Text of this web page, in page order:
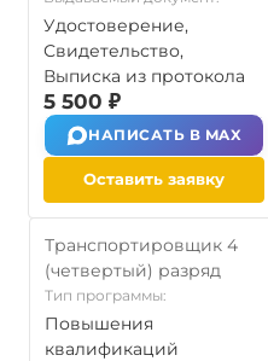
Удостоверение,
Свидетельство,
Выписка из протокола
5 500 ₽
НАПИСАТЬ В MAX
Оставить заявку
Транспортировщик 4
(четвертый) разряд
Тип программы:
Повышения
квалификаций